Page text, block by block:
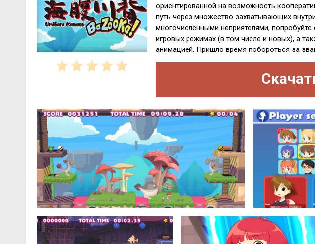
ориентированной на возможность
путь через множество захватывающих
многочисленными неприятелями,
игровых режимах (в том числе и новых), а
анимацией. Пришло время побороться за